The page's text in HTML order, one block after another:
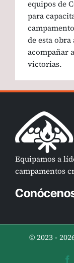
equipos de
para
de esta
acompañar
victorias.
Equipamos a
campamentos
© 2023 -